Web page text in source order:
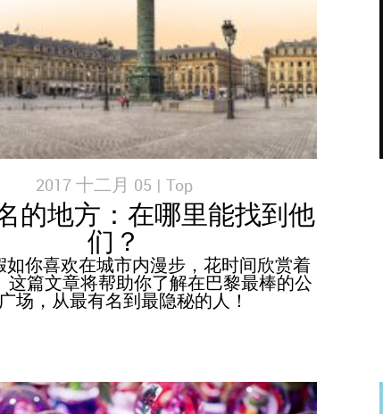
2017 十二月 05 | Top
的地方：在哪里能找到他
们？
如你喜欢在城市内漫步，花时间欣赏着
这篇文章将帮助你了解在巴黎最棒的公
场，从最有名到最隐秘的人！